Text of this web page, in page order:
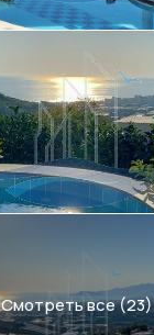
Смотреть все (23)